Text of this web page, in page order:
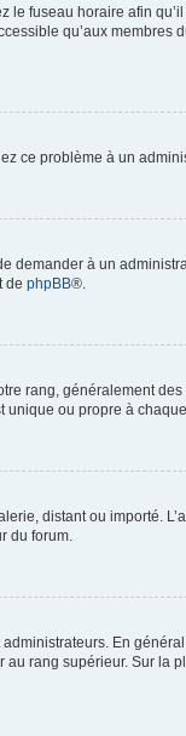
le fuseau horaire afin
qu’aux membres
ce problème à un
demander à un
de phpBB®.
rang, généralement
ou propre à chaque
distant ou importé.
du forum.
En
rang supérieur. Sur la